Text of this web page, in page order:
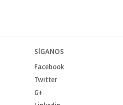
SÍGANOS
Facebook
Twitter
G+